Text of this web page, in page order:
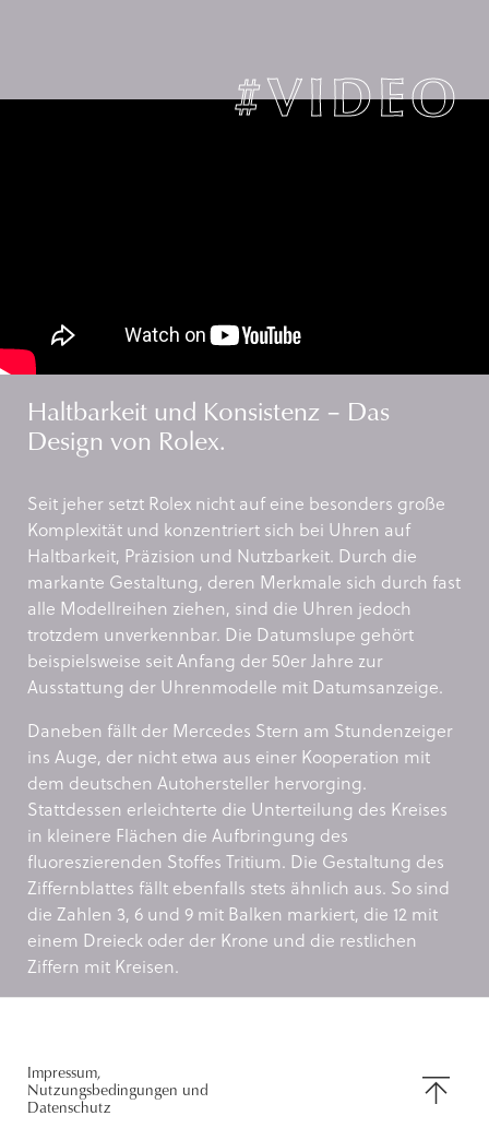
#VIDEO
Haltbarkeit und Konsistenz – Das
Design von Rolex.
Seit jeher setzt Rolex nicht auf eine besonders große
Komplexität und konzentriert sich bei Uhren auf
Haltbarkeit, Präzision und Nutzbarkeit. Durch die
markante Gestaltung, deren Merkmale sich durch fast
alle Modellreihen ziehen, sind die Uhren jedoch
trotzdem unverkennbar. Die Datumslupe gehört
beispielsweise seit Anfang der 50er Jahre zur
Ausstattung der Uhrenmodelle mit Datumsanzeige.
Daneben fällt der Mercedes Stern am Stundenzeiger
ins Auge, der nicht etwa aus einer Kooperation mit
dem deutschen Autohersteller hervorging.
Stattdessen erleichterte die Unterteilung des Kreises
in kleinere Flächen die Aufbringung des
fluoreszierenden Stoffes Tritium. Die Gestaltung des
Ziffernblattes fällt ebenfalls stets ähnlich aus. So sind
die Zahlen 3, 6 und 9 mit Balken markiert, die 12 mit
einem Dreieck oder der Krone und die restlichen
Ziffern mit Kreisen.
Impressum,
Nutzungsbedingungen und
Datenschutz
NACH
OBEN